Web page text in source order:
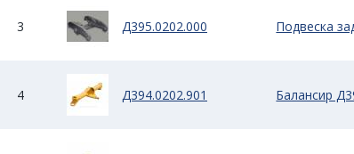
3 Д395.0202.000 Подвеска
4 Д394.0202.901 Балансир